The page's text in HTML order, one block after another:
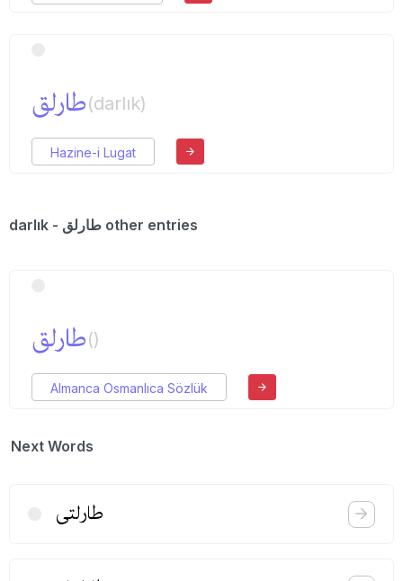
طارلق(darlık)
Hazine-i Lugat
darlık - طارلق other entries
طارلق()
Almanca Osmanlıca Sözlük
Next Words
طارلتی